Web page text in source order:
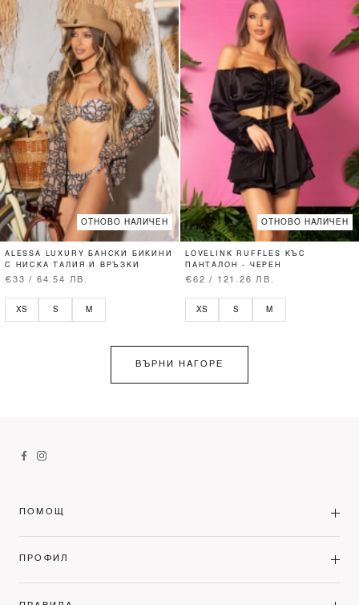
ОТНОВО НАЛИЧЕН
ALESSA LUXURY БАНСКИ БИКИНИ
С НИСКА ТАЛИЯ И ВРЪЗКИ
€33 / 64.54 ЛВ.
XS S M
ОТНОВО НАЛИЧЕН
LOVELINK RUFFLES КЪС
ПАНТАЛОН - ЧЕРЕН
€62 / 121.26 ЛВ.
XS S M
ВЪРНИ НАГОРЕ
ПОМОЩ
ПРОФИЛ